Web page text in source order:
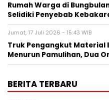
Rumah Warga di
Selidiki Penyebab
Jumat, 17 Juli 2026 - 15:43 WIB
Truk Pengangkut Material
Menurun Pamulihan, Dua
BERITA TERBARU